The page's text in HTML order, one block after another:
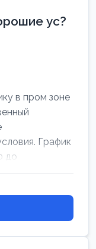
ус?
в пром зоне
График
до